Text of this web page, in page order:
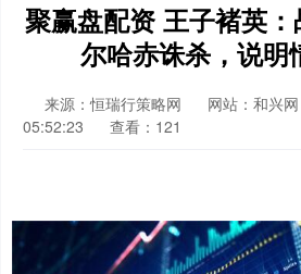
聚赢盘配资 王子褚英
尔哈赤诛杀，说明
来源：恒瑞行策略网 网站：和兴网
05:52:23
查看：121